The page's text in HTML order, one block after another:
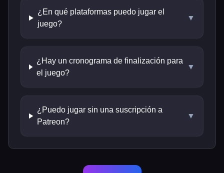
¿En qué plataformas puedo jugar el
juego?
▼
¿Hay un cronograma de finalización para
el juego?
▼
¿Puedo jugar sin una suscripción a
Patreon?
▼